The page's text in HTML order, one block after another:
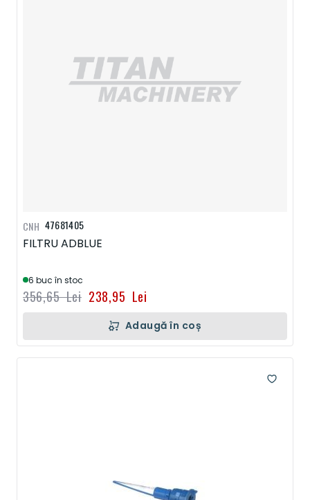
47681405
FILTRU ADBLUE
6 buc în stoc
238,95 Lei
356,65 Lei
CNH
Adaugă în coș